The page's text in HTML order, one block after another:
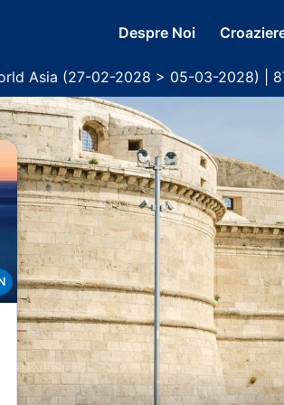
Despre Noi
Asia (27-02-2028 > 05-03-2028) |